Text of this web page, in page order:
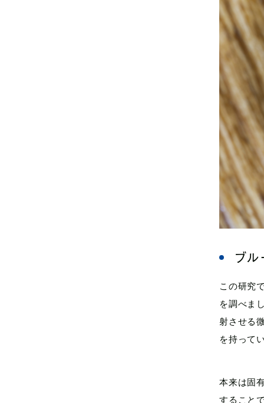
ブ
この研究
を調べま
射させる
を持って
本来は固
すること